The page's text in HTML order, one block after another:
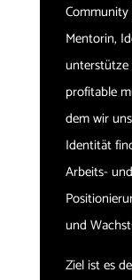
Mentorin,
unterstütze
profitable
dem wir
Identität
Arbeits-
und
Ziel ist es